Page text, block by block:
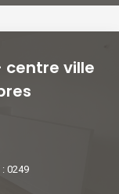
ville
: 0249